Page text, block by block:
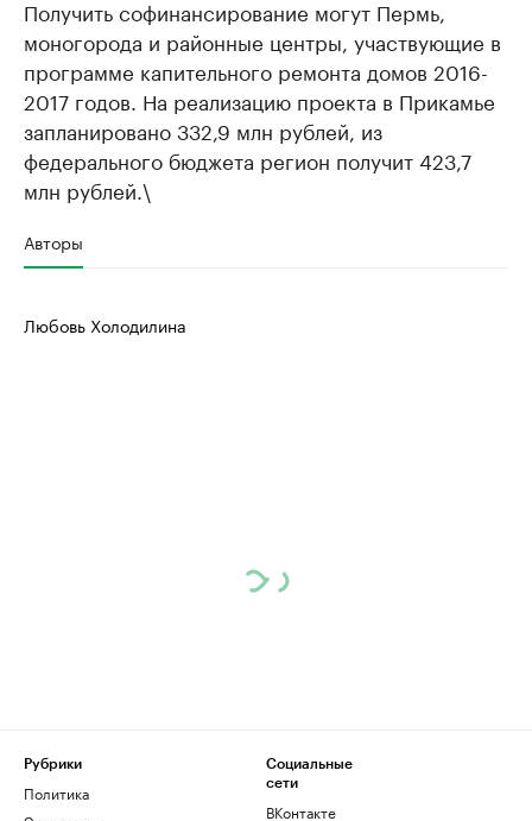
Получить софинансирование могут Пермь,
моногорода и районные центры, участвующие в
программе капительного ремонта домов 2016-
2017 годов. На реализацию проекта в Прикамье
запланировано 332,9 млн рублей, из
федерального бюджета регион получит 423,7
млн рублей.\
Авторы
Любовь Холодилина
Рубрики
Политика
Социальные
сети
ВКонтакте